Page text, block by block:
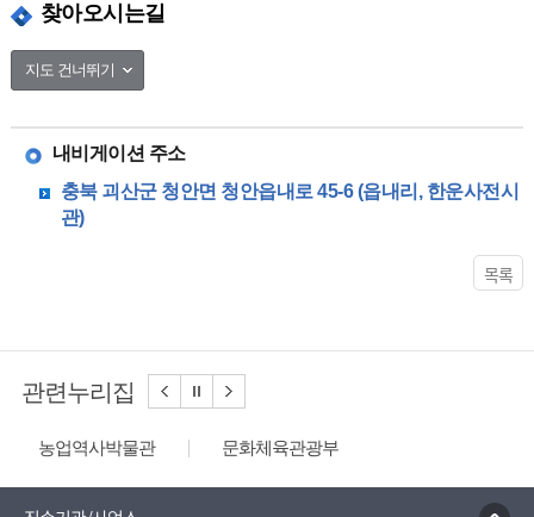
찾아오시는길
지도 건너뛰기
한운사 기념관
충북 괴산군 청안면 청안읍내로 45-6 (읍내리, 한운사전시관)
내비게이션 주소
충북 괴산군 청안면 청안읍내로 45-6 (읍내리, 한운사전시
관)
목록
관련누리집
농업역사박물관
문화체육관광부